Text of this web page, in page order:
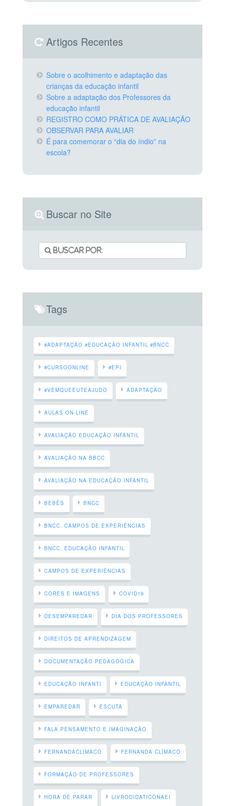
Artigos Recentes
Sobre o acolhimento e adaptação das
crianças da educação infantil
Sobre a adaptação dos Professores da
educação infantil
REGISTRO COMO PRÁTICA DE AVALIAÇÃO
OBSERVAR PARA AVALIAR
É para comemorar o “dia do índio” na
escola?
Buscar no Site
Tags
#ADAPTAÇÃO #EDUCAÇÃO INFANTIL #BNCC
#CURSOONLINE #EPI
#VEMQUEEUTEAJUDO ADAPTAÇÃO
AULAS ON-LINE
AVALIAÇÃO EDUCAÇÃO INFANTIL
AVALIAÇÃO NA BBCC
AVALIAÇÃO NA EDUCAÇÃO INFANTIL
BEBÊS BNCC
BNCC. CAMPOS DE EXPERIÊNCIAS
BNCC. EDUCAÇÃO INFANTIL
CAMPOS DE EXPERIÊNCIAS
CORES E IMAGENS COVID19
DESEMPAREDAR DIA DOS PROFESSORES
DIREITOS DE APRENDIZAGEM
DOCUMENTAÇÃO PEDAGOGICA
EDUCAÇÃO INFANTI EDUCAÇÃO INFANTIL
EMPAREDAR ESCUTA
FALA PENSAMENTO E IMAGINAÇÃO
FERNANDACLIMACO FERNANDA CLÍMACO
FORMAÇÃO DE PROFESSORES
HORA DE PARAR LIVRODIDATICONAEI